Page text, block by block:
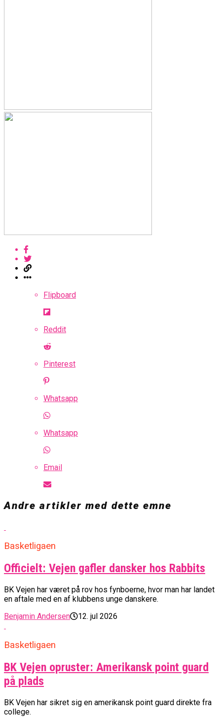
Flipboard
Reddit
Pinterest
Whatsapp
Whatsapp
Email
Andre artikler med dette emne
Basketligaen
Officielt: Vejen gafler dansker hos Rabbits
BK Vejen har været på rov hos fynboerne, hvor man har landet
en aftale med en af klubbens unge danskere.
Benjamin Andersen
12. jul 2026
Basketligaen
BK Vejen opruster: Amerikansk point guard
på plads
BK Vejen har sikret sig en amerikansk point guard direkte fra
college.